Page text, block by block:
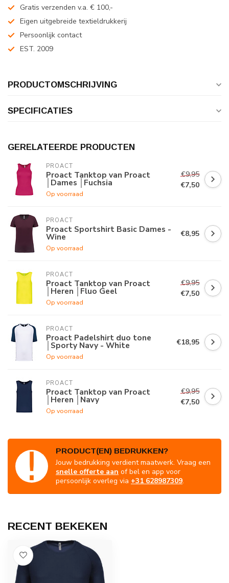
Gratis verzenden v.a. € 100,-
Eigen uitgebreide textieldrukkerij
Persoonlijk contact
EST. 2009
PRODUCTOMSCHRIJVING
SPECIFICATIES
GERELATEERDE PRODUCTEN
PROACT
Proact Tanktop van Proact
│Dames │Fuchsia
Op voorraad
€9,95
€7,50
PROACT
Proact Sportshirt Basic Dames -
Wine
Op voorraad
€8,95
PROACT
Proact Tanktop van Proact
│Heren │Fluo Geel
Op voorraad
€9,95
€7,50
PROACT
Proact Padelshirt duo tone
│Sporty Navy - White
Op voorraad
€18,95
PROACT
Proact Tanktop van Proact
│Heren │Navy
Op voorraad
€9,95
€7,50
PRODUCT(EN) BEDRUKKEN?
Jouw bedrukking verdient maatwerk. Vraag een
snelle offerte aan of bel en app voor
persoonlijk overleg via +31 628987309.
RECENT BEKEKEN